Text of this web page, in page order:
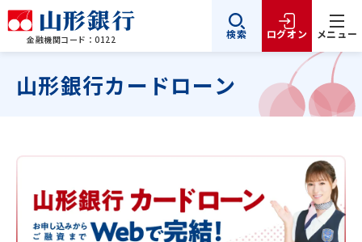
金融機関コード：0122 検索 ログオン メニュー
山形銀行カードローン